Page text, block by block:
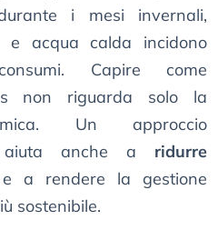
i mesi invernali,
e acqua calda incidono
Capire come
non riguarda solo la
Un approccio
aiuta anche a ridurre
e a rendere la gestione
sostenibile.